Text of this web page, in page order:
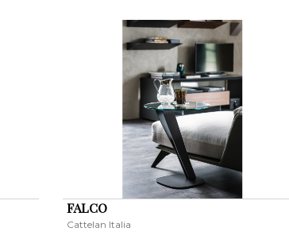
FALCO
Cattelan Italia